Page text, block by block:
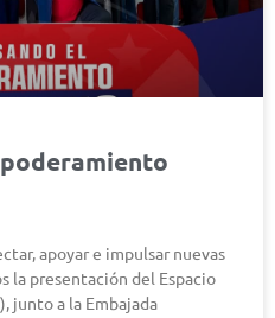
apoyar e impulsar nuevas
la presentación del Espacio
junto a la Embajada